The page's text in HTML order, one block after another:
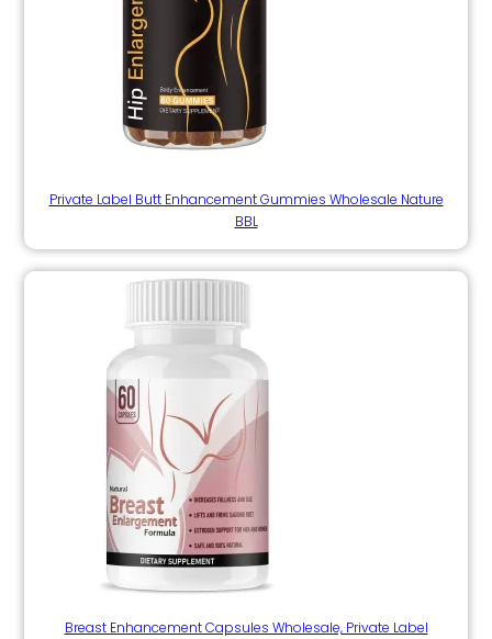
Private Label Butt Enhancement Gummies Wholesale Nature
BBL
Breast Enhancement Capsules Wholesale, Private Label